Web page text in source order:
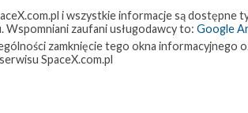
i wszystkie informacje są dostępne
zaufani usługodawcy to: Google
zamknięcie tego okna informacyjnego
SpaceX.com.pl